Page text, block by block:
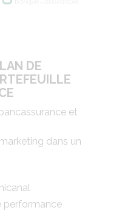
DE
et
dans un
performance